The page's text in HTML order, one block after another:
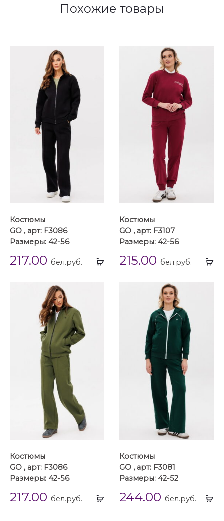
Похожие товары
Выбрать
Костюмы
GO , арт: F3086
Размеры: 42-56
217.00 бел.руб.
Костюмы
GO , арт: F3107
Размеры: 42-56
215.00 бел.руб.
Выбрать
Костюмы
GO , арт: F3086
Размеры: 42-56
217.00 бел.руб.
Костюмы
GO , арт: F3081
Размеры: 42-52
244.00 бел.руб.